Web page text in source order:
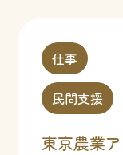
仕事
民間支援
東京農業